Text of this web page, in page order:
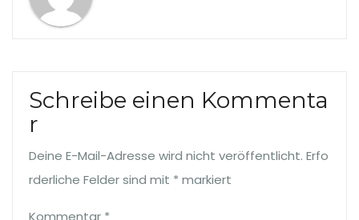
Schreibe einen Kommenta
r
Deine E-Mail-Adresse wird nicht veröffentlicht. Erfo
rderliche Felder sind mit * markiert
Kommentar *